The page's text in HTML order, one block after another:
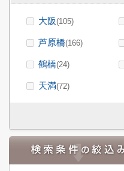
大阪(105)
芦原橋(166)
鶴橋(24)
天満(72)